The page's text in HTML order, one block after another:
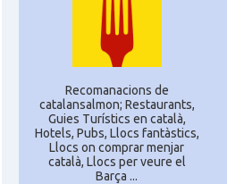
Centre Cultural
Casal Cercle
Acció Oficina
Recomanacions de
catalansalmon; Restaurants,
Guies Turístics en català,
Hotels, Pubs, Llocs fantàstics,
Llocs on comprar menjar
català, Llocs per veure el
Barça ...